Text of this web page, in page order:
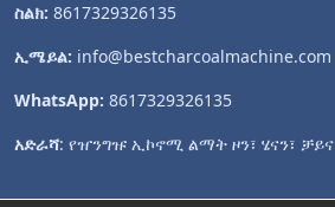
ስልክ: 8617329326135
ኢሜይል: info@bestcharcoalmachine.com
WhatsApp: 8617329326135
አድራሻ: የዠንግዡ ኢኮኖሚ ልማት ዞን፣ ሄናን፣ ቻይና